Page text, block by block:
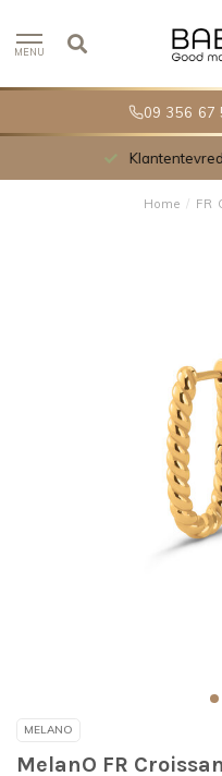
09 356 67
MENU
Meer dan
Home / FR
MELANO
MelanO FR